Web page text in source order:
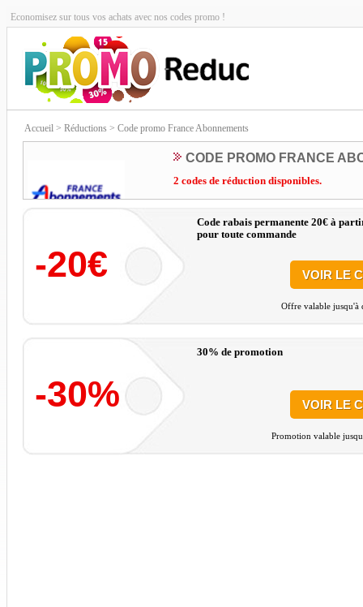
Economisez sur tous vos achats avec nos codes promo !
Accueil > Réductions > Code promo France Abonnements
CODE PROMO FRANCE
2 codes de réduction disponibles.
-20€
Code rabais permanente 20€ à
pour toute commande
VOIR LE
Offre valable jusqu'à
-30%
30% de promotion
VOIR LE
Promotion valable